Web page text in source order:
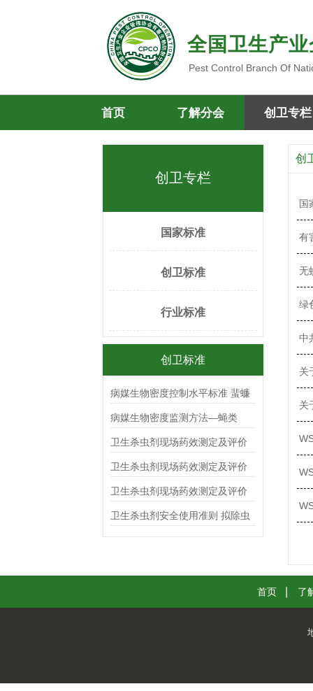
全国卫生产
Pest Control Branch Of
首页 了解分会 创卫专栏
创卫专栏
国家标准
创卫标准
行业标准
创卫标准
病媒生物密度控制水平标准 蜚蠊
病媒生物密度监测方法—蝇类
卫生杀虫剂现场药效测定及评价
杀蟑毒（胶）饵
卫生杀虫剂现场药效测定及评价
气雾剂
卫生杀虫剂现场药效测定及评价
喷射剂
卫生杀虫剂安全使用准则 拟除虫
菊酯类
创
国
有
无
绿
中
关
关
首页 了